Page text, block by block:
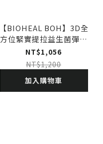
【BIOHEAL BOH】3D全
方位緊實提拉益生菌彈力
霜
NT$1,056
NT$1,200
加入購物車